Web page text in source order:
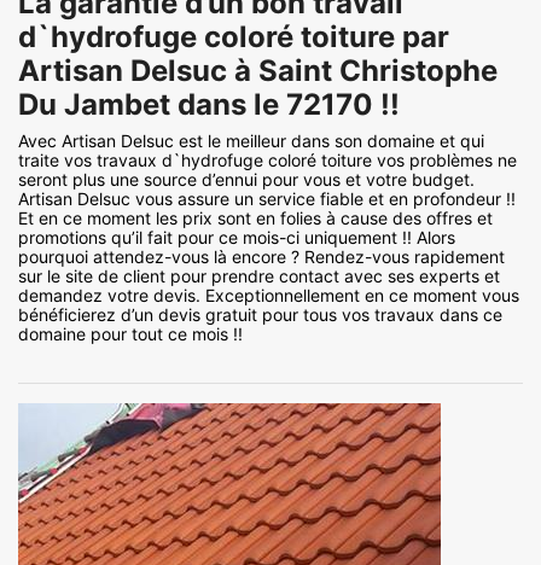
d`hydrofuge coloré toiture par
Artisan Delsuc à Saint Christophe
Du Jambet dans le 72170 !!
Avec Artisan Delsuc est le meilleur dans son domaine et qui
traite vos travaux d`hydrofuge coloré toiture vos problèmes ne
seront plus une source d’ennui pour vous et votre budget.
Artisan Delsuc vous assure un service fiable et en profondeur !!
Et en ce moment les prix sont en folies à cause des offres et
promotions qu’il fait pour ce mois-ci uniquement !! Alors
pourquoi attendez-vous là encore ? Rendez-vous rapidement
sur le site de client pour prendre contact avec ses experts et
demandez votre devis. Exceptionnellement en ce moment vous
bénéficierez d’un devis gratuit pour tous vos travaux dans ce
domaine pour tout ce mois !!